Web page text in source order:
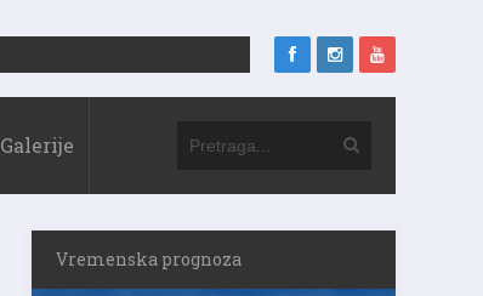
Galerije
Vremenska prognoza